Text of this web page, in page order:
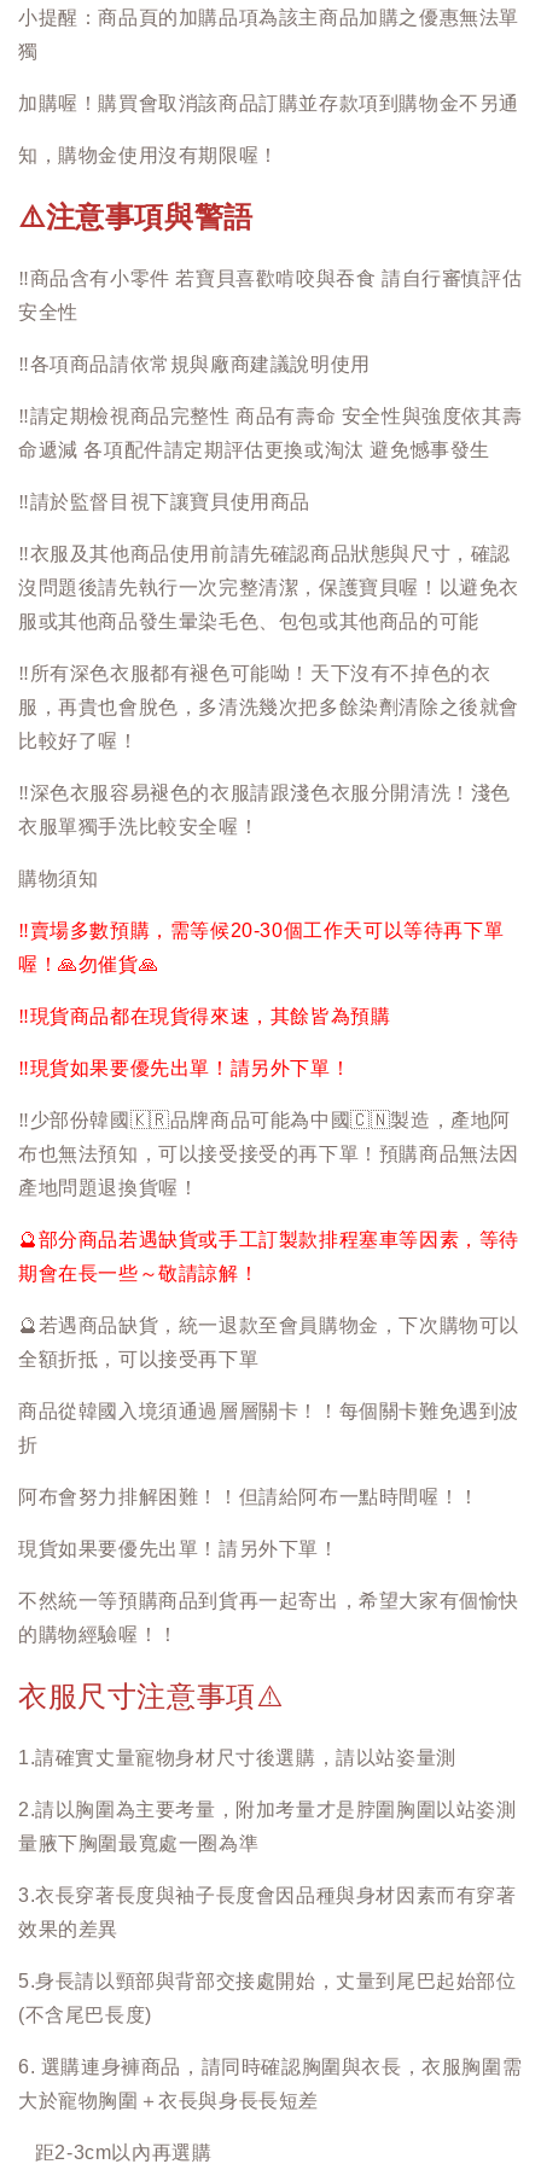
小提醒：商品頁的加購品項為該主商品加購之優惠無法單
獨
加購喔！購買會取消該商品訂購並存款項到購物金不另通
知，購物金使用沒有期限喔！
⚠️注意事項與警語
‼️商品含有小零件 若寶貝喜歡啃咬與吞食 請自行審慎評估
安全性
‼️各項商品請依常規與廠商建議說明使用
‼️請定期檢視商品完整性 商品有壽命 安全性與強度依其壽
命遞減 各項配件請定期評估更換或淘汰 避免憾事發生
‼️請於監督目視下讓寶貝使用商品
‼️衣服及其他商品使用前請先確認商品狀態與尺寸，確認
沒問題後請先執行一次完整清潔，保護寶貝喔！以避免衣
服或其他商品發生暈染毛色、包包或其他商品的可能
‼️所有深色衣服都有褪色可能呦！天下沒有不掉色的衣
服，再貴也會脫色，多清洗幾次把多餘染劑清除之後就會
比較好了喔！
‼️深色衣服容易褪色的衣服請跟淺色衣服分開清洗！淺色
衣服單獨手洗比較安全喔！
購物須知
‼️賣場多數預購，需等候20-30個工作天可以等待再下單
喔！🙏勿催貨🙏
‼️現貨商品都在現貨得來速，其餘皆為預購
‼️現貨如果要優先出單！請另外下單！
‼️少部份韓國 🇰🇷品牌商品可能為中國🇨🇳製造，產地阿
布也無法預知，可以接受接受的再下單！預購商品無法因
產地問題退換貨喔！
🔮部分商品若遇缺貨或手工訂製款排程塞車等因素，等待
期會在長一些～敬請諒解！
🔮若遇商品缺貨，統一退款至會員購物金，下次購物可以
全額折抵，可以接受再下單
商品從韓國入境須通過層層關卡！！每個關卡難免遇到波
折
阿布會努力排解困難！！但請給阿布一點時間喔！！
現貨如果要優先出單！請另外下單！
不然統一等預購商品到貨再一起寄出，希望大家有個愉快
的購物經驗喔！！
衣服尺寸注意事項⚠️
1.請確實丈量寵物身材尺寸後選購，請以站姿量測
2.請以胸圍為主要考量，附加考量才是脖圍胸圍以站姿測
量腋下胸圍最寬處一圈為準
3.衣長穿著長度與袖子長度會因品種與身材因素而有穿著
效果的差異
5.身長請以頸部與背部交接處開始，丈量到尾巴起始部位
(不含尾巴長度)
6. 選購連身褲商品，請同時確認胸圍與衣長，衣服胸圍需
大於寵物胸圍＋衣長與身長長短差
距2-3cm以內再選購